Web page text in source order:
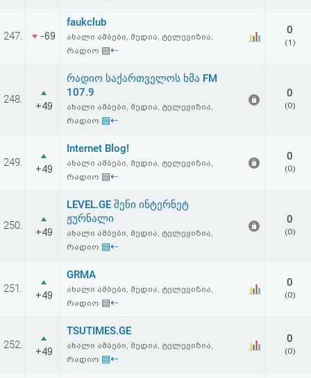
პასუხისმგებლობის
უარყოფა
247. -69
faukclub
ახალი ამბები, მედია, ტელევიზია,
რადიო ▤⇠
0
(1)
248.
+49
რადიო საქართველოს ხმა FM
107.9
ახალი ამბები, მედია, ტელევიზია,
რადიო ▤⇠
0
(0)
249.
+49
Internet Blog!
ახალი ამბები, მედია, ტელევიზია,
რადიო ▤⇠
0
(0)
250.
+49
LEVEL.GE შენი ინტერნეტ
ჟურნალი
ახალი ამბები, მედია, ტელევიზია,
რადიო ▤⇠
0
(0)
251.
+49
GRMA
ახალი ამბები, მედია, ტელევიზია,
რადიო ▤⇠
0
(0)
252.
+49
TSUTIMES.GE
ახალი ამბები, მედია, ტელევიზია,
რადიო ▤⇠
0
(0)